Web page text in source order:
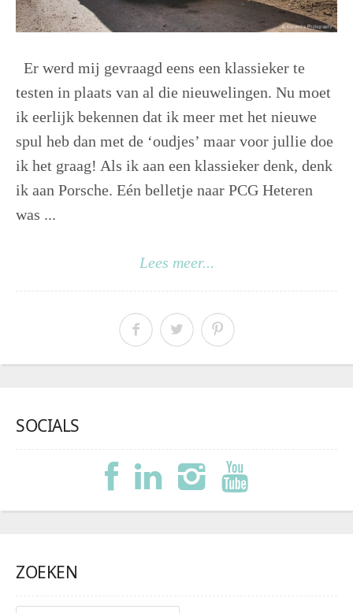
Er werd mij gevraagd eens een klassieker te
testen in plaats van al die nieuwelingen. Nu moet
ik eerlijk bekennen dat ik meer met het nieuwe
spul heb dan met de ‘oudjes’ maar voor jullie doe
ik het graag! Als ik aan een klassieker denk, denk
ik aan Porsche. Eén belletje naar PCG Heteren
was ...
Lees meer...
SOCIALS
ZOEKEN